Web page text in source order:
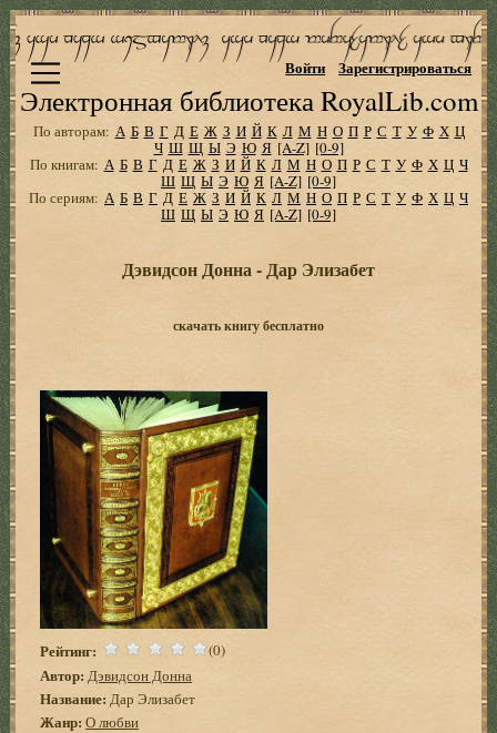
Электронная библиотека RoyalLib.com
Войти Зарегистрироваться
По авторам: А Б В Г Д Е Ж З И Й К Л М Н О П Р С Т У Ф Х Ц
Ч Ш Щ Ы Э Ю Я [A-Z] [0-9]
По книгам: А Б В Г Д Е Ж З И Й К Л М Н О П Р С Т У Ф Х Ц Ч
Ш Щ Ы Э Ю Я [A-Z] [0-9]
По сериям: А Б В Г Д Е Ж З И Й К Л М Н О П Р С Т У Ф Х Ц Ч
Ш Щ Ы Э Ю Я [A-Z] [0-9]
Дэвидсон Донна - Дар Элизабет
скачать книгу бесплатно
Рейтинг: (0)
Автор: Дэвидсон Донна
Название: Дар Элизабет
Жанр: О любви